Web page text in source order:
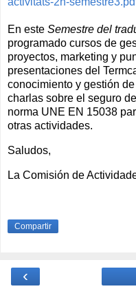
En este Semestre del
programado cursos de
proyectos, marketing y
presentaciones del
conocimiento y gestión
charlas sobre el seguro
norma UNE EN 15038
otras actividades.
Saludos,
La Comisión de
Compartir
‹